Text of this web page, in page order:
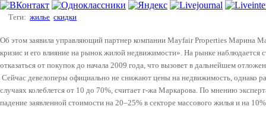
Теги: жилье скидки
Об этом заявила управляющий партнер компании Mayfair Properties Марина
кризис и его влияние на рынок жилой недвижимости». На рынке наблюдается
отказаться от покупок до начала 2009 года, что вызовет в дальнейшем
Сейчас девелоперы официально не снижают цены на недвижимость, однако
случаях колеблется от 10 до 70%, считает г-жа Маркарова. По мнению
падение заявленной стоимости на 20–25% в секторе массового жилья и на